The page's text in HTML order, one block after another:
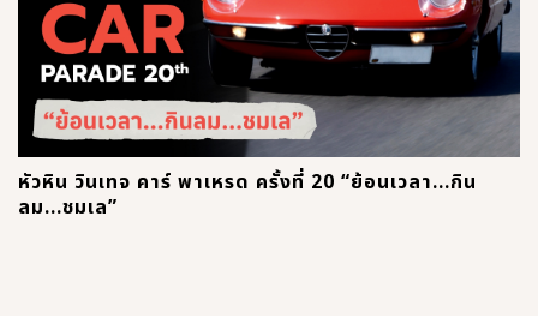
หัวหิน วินเทจ คาร์ พาเหรด ครั้งที่ 20 “ย้อนเวลา...กิน
ลม...ชมเล”